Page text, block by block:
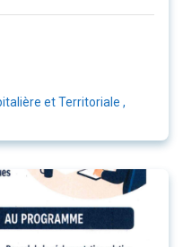
et Territoriale ,